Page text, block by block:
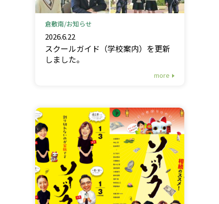
倉敷南 お知らせ
2026.6.22
スクールガイド（学校案内）を更新
しました。
more